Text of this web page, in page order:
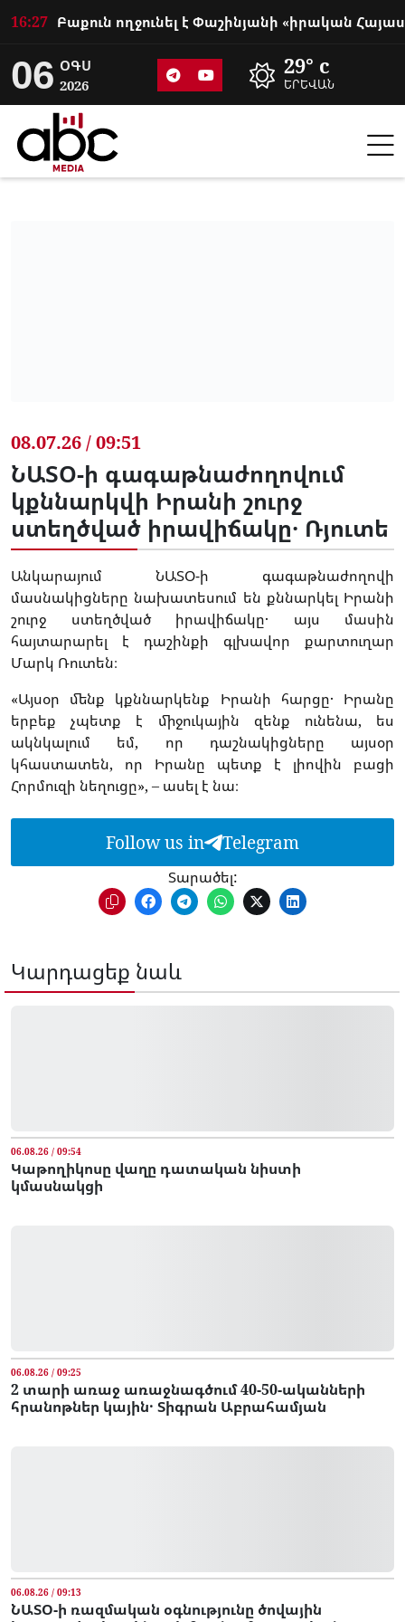
16:27
06 ՕԳՍ
2026
29° c
ԵՐԵՎԱՆ
08.07.26 / 09:51
ՆԱՏՕ-ի գագաթնաժողովում
կքննարկվի Իրանի շուրջ
ստեղծված իրավիճակը․ Ռյուտե
Անկարայում ՆԱՏՕ-ի գագաթնաժողովի
մասնակիցները նախատեսում են քննարկել Իրանի
շուրջ ստեղծված իրավիճակը․ այս մասին
հայտարարել է դաշինքի գլխավոր քարտուղար
Մարկ Ռուտեն։
«Այսօր մենք կքննարկենք Իրանի հարցը․ Իրանը
երբեք չպետք է միջուկային զենք ունենա, ես
ակնկալում եմ, որ դաշնակիցները այսօր
կհաստատեն, որ Իրանը պետք է լիովին բացի
Հորմուզի նեղուցը», – ասել է նա։
Follow us in Telegram
Տարածել:
Կարդացեք նաև
06.08.26 / 09:54
Կաթողիկոսը վաղը դատական նիստի
կմասնակցի
06.08.26 / 09:25
2 տարի առաջ առաջնագծում 40-50-ականների
հրանոթներ կային․ Տիգրան Աբրահամյան
06.08.26 / 09:13
ՆԱՏՕ-ի ռազմական օգնությունը ծովային